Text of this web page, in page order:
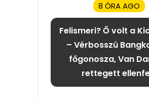
8 ÓRA AGO
Felismeri? Ő volt a
– Vérbosszú
főgonosza, Van
rettegett